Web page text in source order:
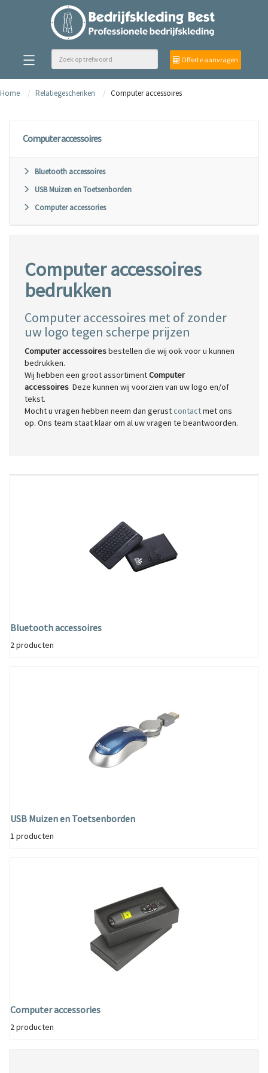
Offerte aanvragen
Home Relatiegeschenken Computer accessoires
Computer accessoires
Bluetooth accessoires
USB Muizen en Toetsenborden
Computer accessories
Computer accessoires
bedrukken
Computer accessoires met of zonder
uw logo tegen scherpe prijzen
Computer accessoiresbestellen die wij ook voor u kunnen
bedrukken.
Wij hebben een groot assortimentComputer
accessoires Deze kunnen wij voorzien van uw logo en/of
tekst.
Mocht u vragen hebben neem dan gerustcontactmet ons
op. Ons team staat klaar om al uw vragen te beantwoorden.
Bluetooth accessoires
2 producten
USB Muizen en Toetsenborden
1 producten
Computer accessories
2 producten